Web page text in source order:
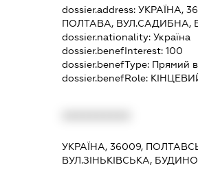
dossier.address: УКРАЇНА,
ПОЛТАВА, ВУЛ.САДИБНА,
dossier.nationality: Україна
dossier.benefInterest: 100
dossier.benefType: Прямий
dossier.benefRole:
УКРАЇНА, 36009,
ВУЛ.ЗІНЬКІВСЬКА,